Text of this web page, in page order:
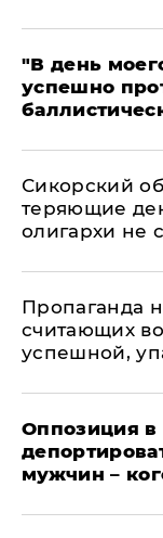
​"В день
успешно
Сикорский
теряющие
олигархи не
​Пропаганда
считающих
успешной,
Оппозиция
мужчин –